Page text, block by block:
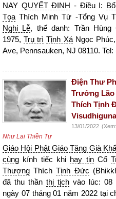
NAY QUYẾT ĐỊNH - Điều I:
Tọa Thích Minh Từ -Tổng Vụ
Nghi Lễ, thế danh: Trần
1975,Trụ trì Tịnh XáNgọc
Ave, Pennsauken, NJ 08110. Tel:
Điện Thư
Trưởng
Thích Tịnh
13/01/2022
Như Lai Thiền Tự
Giáo Hội Phật Giáo Tăng Già
cùng kính tiếc khi hay tinCố
Thượng ThíchTịnh Đức
đã thu thần thị tịch vào lúc: 08
ngày 07 tháng 01 năm 2022 tại